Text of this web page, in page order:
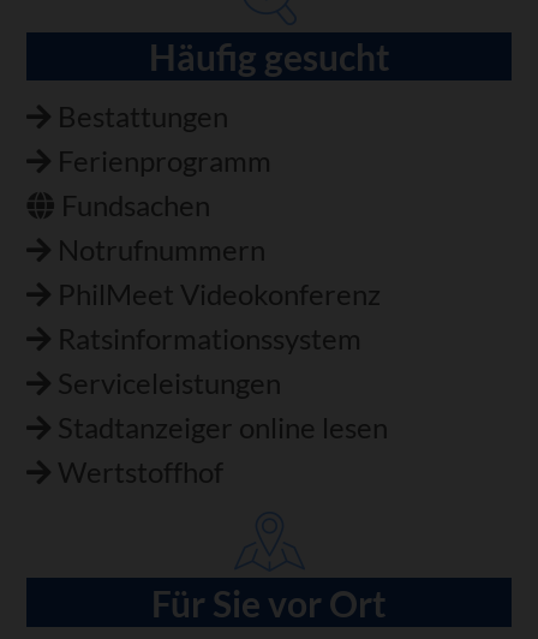
Häufig gesucht
Bestattungen
Ferienprogramm
Fundsachen
Notrufnummern
PhilMeet Videokonferenz
Ratsinformationssystem
Serviceleistungen
Stadtanzeiger online lesen
Wertstoffhof
Für Sie vor Ort